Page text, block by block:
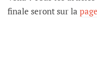
finale seront sur la